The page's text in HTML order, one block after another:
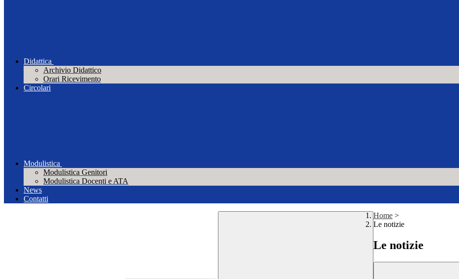
Didattica
Archivio Didattico
Orari Ricevimento
Circolari
Modulistica
Modulistica Genitori
Modulistica Docenti e ATA
News
Contatti
Home >
Le notizie
Le notizie